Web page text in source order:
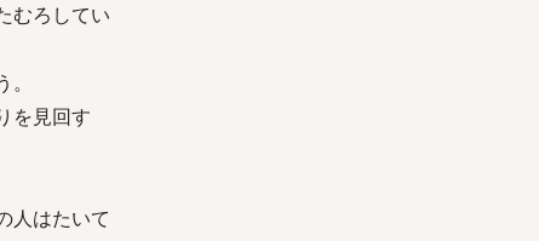
むろしてい
を見回す
人はたいて